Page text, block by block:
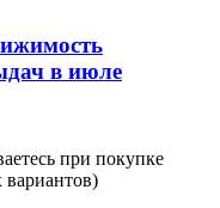
в июле
при покупке